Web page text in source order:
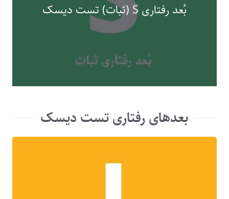
بُعد رفتاری S ‫(ثبات) تست دیسک
بعدهای رفتاری تست دیسک